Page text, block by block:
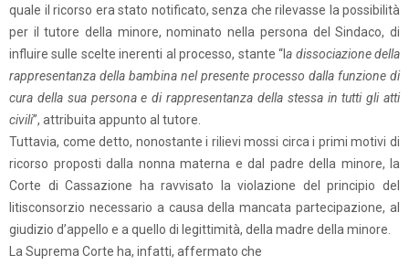
quale il ricorso era stato notificato, senza che rilevasse la possibilità
per il tutore della minore, nominato nella persona del Sindaco, di
influire sulle scelte inerenti al processo, stante “la dissociazione della
rappresentanza della bambina nel presente processo dalla funzione di
cura della sua persona e di rappresentanza della stessa in tutti gli atti
civili”, attribuita appunto al tutore.
Tuttavia, come detto, nonostante i rilievi mossi circa i primi motivi di
ricorso proposti dalla nonna materna e dal padre della minore, la
Corte di Cassazione ha ravvisato la violazione del principio del
litisconsorzio necessario a causa della mancata partecipazione, al
giudizio d’appello e a quello di legittimità, della madre della minore.
La Suprema Corte ha, infatti, affermato che